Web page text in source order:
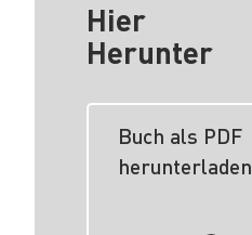
Hier
Herunter
Buch als PDF
herunterladen